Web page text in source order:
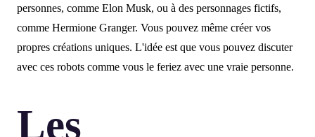
personnes, comme Elon Musk, ou à des personnages fictifs,
comme Hermione Granger. Vous pouvez même créer vos
propres créations uniques. L'idée est que vous pouvez discuter
avec ces robots comme vous le feriez avec une vraie personne.
Les